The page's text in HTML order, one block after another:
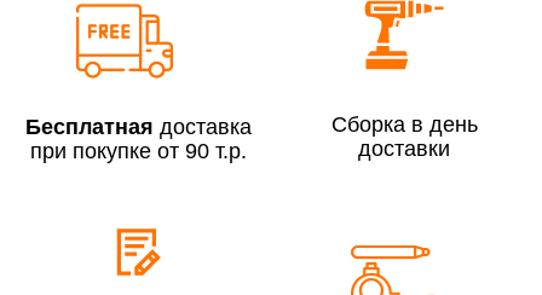
Сборка по Московской области при заказе:
До 300 000 руб.
Бесплатная доставка
при покупке от 90 т.р.
Сборка в день
доставки